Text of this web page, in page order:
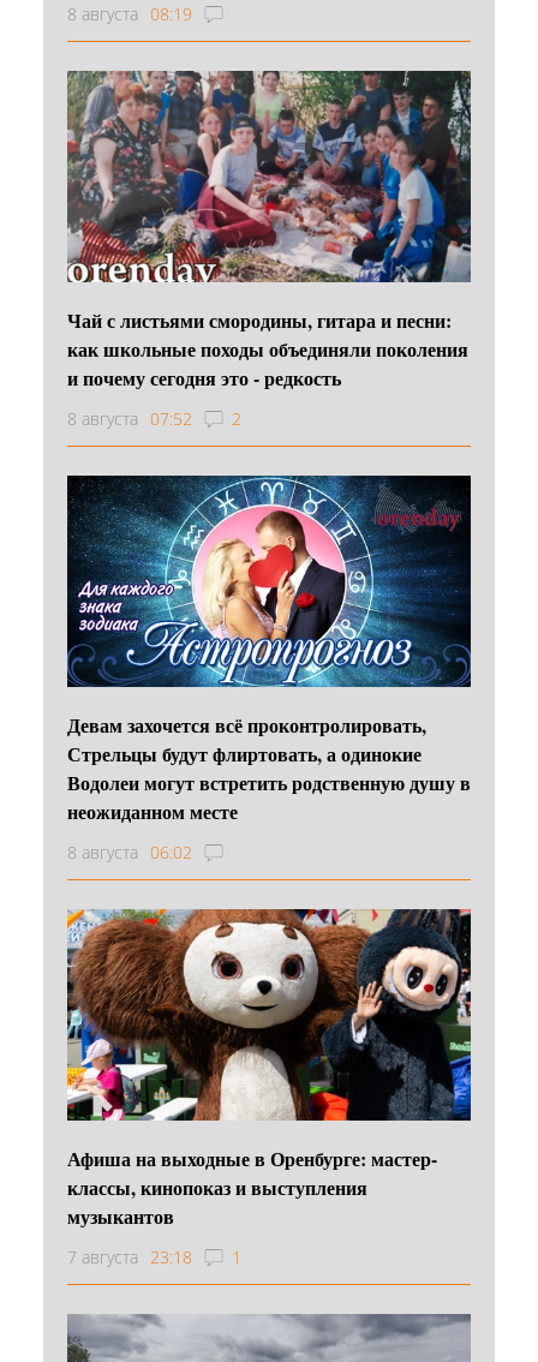
8 августа 08:19
Чай с листьями смородины, гитара и песни:
как школьные походы объединяли поколения
и почему сегодня это - редкость
8 августа 07:52 2
Девам захочется всё проконтролировать,
Стрельцы будут флиртовать, а одинокие
Водолеи могут встретить родственную душу в
неожиданном месте
8 августа 06:02
Афиша на выходные в Оренбурге: мастер-
классы, кинопоказ и выступления
музыкантов
7 августа 23:18 1